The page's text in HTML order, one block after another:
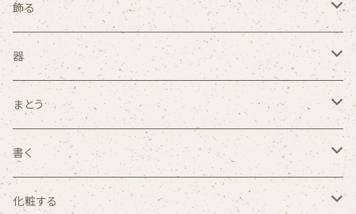
飾る
照明
アート・オブジェ
小物
花器
器
皿・茶碗・プレート
鍋・やかん
グラス・コップ・湯呑み
まとう
アクセサリー
書く
ペン・万年筆
化粧する